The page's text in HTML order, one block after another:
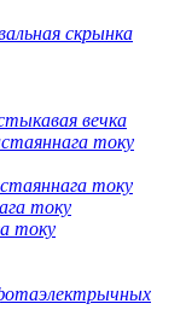
скрынка
вечка
току
току
току
току